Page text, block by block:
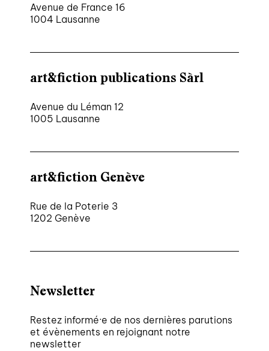
Avenue de France 16
1004 Lausanne
art&fiction publications Sàrl
Avenue du Léman 12
1005 Lausanne
art&fiction Genève
Rue de la Poterie 3
1202 Genève
Newsletter
Restez informé·e de nos dernières parutions
et évènements en rejoignant notre
newsletter